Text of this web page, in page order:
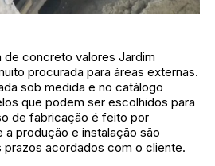
concreto valores Jardim
procurada para áreas externas.
sob medida e no catálogo
que podem ser escolhidos para
de fabricação é feito por
produção e instalação são
prazos acordados com o cliente.